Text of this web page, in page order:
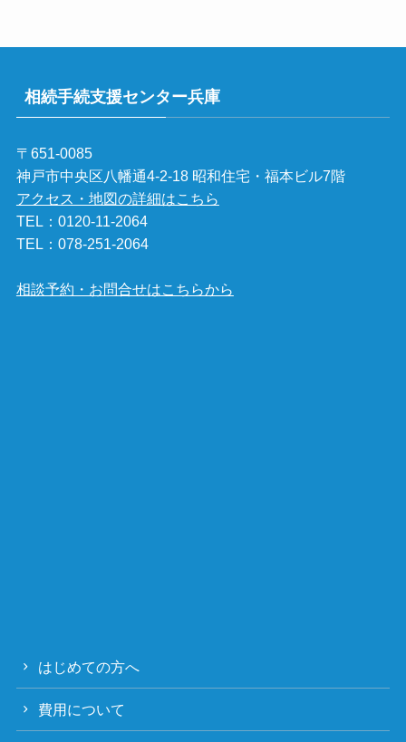
相続手続支援センター兵庫
〒651-0085
神戸市中央区八幡通4-2-18 昭和住宅・福本ビル7階
アクセス・地図の詳細はこちら
TEL： 0120-11-2064
TEL： 078-251-2064
相談予約・お問合せはこちらから
はじめての方へ
費用について